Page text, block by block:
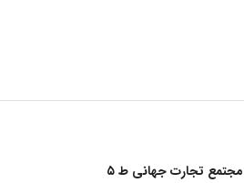
تجارت جهانی ط ۵